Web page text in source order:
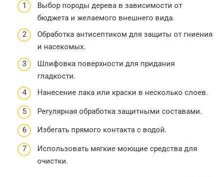
Выбор породы дерева в зависимости от
бюджета и желаемого внешнего вида.
Обработка антисептиком для защиты от гниения
и насекомых.
Шлифовка поверхности для придания
гладкости.
Нанесение лака или краски в несколько слоев.
Регулярная обработка защитными составами.
Избегать прямого контакта с водой.
Использовать мягкие моющие средства для
очистки.